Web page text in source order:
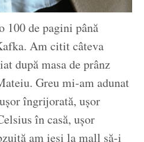
100 de pagini până
Am citit câteva
după masa de prânz
Greu mi-am adunat
îngrijorată, ușor
în casă, ușor
am ieși la mall să-i